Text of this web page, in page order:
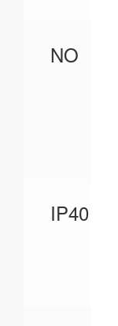
NO
IP40